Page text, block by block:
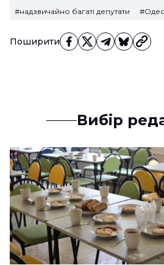
Поширити
#надзвичайно багаті депутати
Вибір